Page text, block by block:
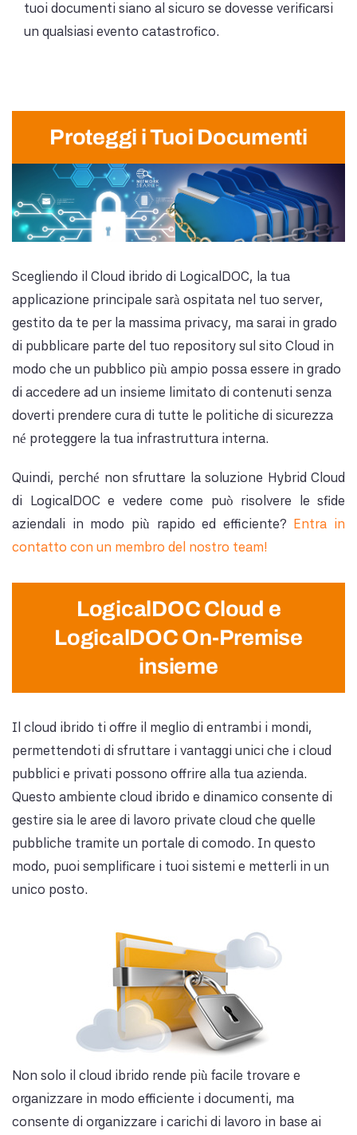
tuoi documenti siano al sicuro se dovesse verificarsi
un qualsiasi evento catastrofico.
Proteggi i Tuoi Documenti
Scegliendo il Cloud ibrido di LogicalDOC, la tua
applicazione principale sarà ospitata nel tuo server,
gestito da te per la massima privacy, ma sarai in grado
di pubblicare parte del tuo repository sul sito Cloud in
modo che un pubblico più ampio possa essere in grado
di accedere ad un insieme limitato di contenuti senza
doverti prendere cura di tutte le politiche di sicurezza
né proteggere la tua infrastruttura interna.
Quindi, perché non sfruttare la soluzione Hybrid Cloud
di LogicalDOC e vedere come può risolvere le sfide
aziendali in modo più rapido ed efficiente? Entra in
contatto con un membro del nostro team!
LogicalDOC Cloud e
LogicalDOC On-Premise
insieme
Il cloud ibrido ti offre il meglio di entrambi i mondi,
permettendoti di sfruttare i vantaggi unici che i cloud
pubblici e privati ​​possono offrire alla tua azienda.
Questo ambiente cloud ibrido e dinamico consente di
gestire sia le aree di lavoro private cloud che quelle
pubbliche tramite un portale di comodo. In questo
modo, puoi semplificare i tuoi sistemi e metterli in un
unico posto.
Non solo il cloud ibrido rende più facile trovare e
organizzare in modo efficiente i documenti, ma
consente di organizzare i carichi di lavoro in base ai